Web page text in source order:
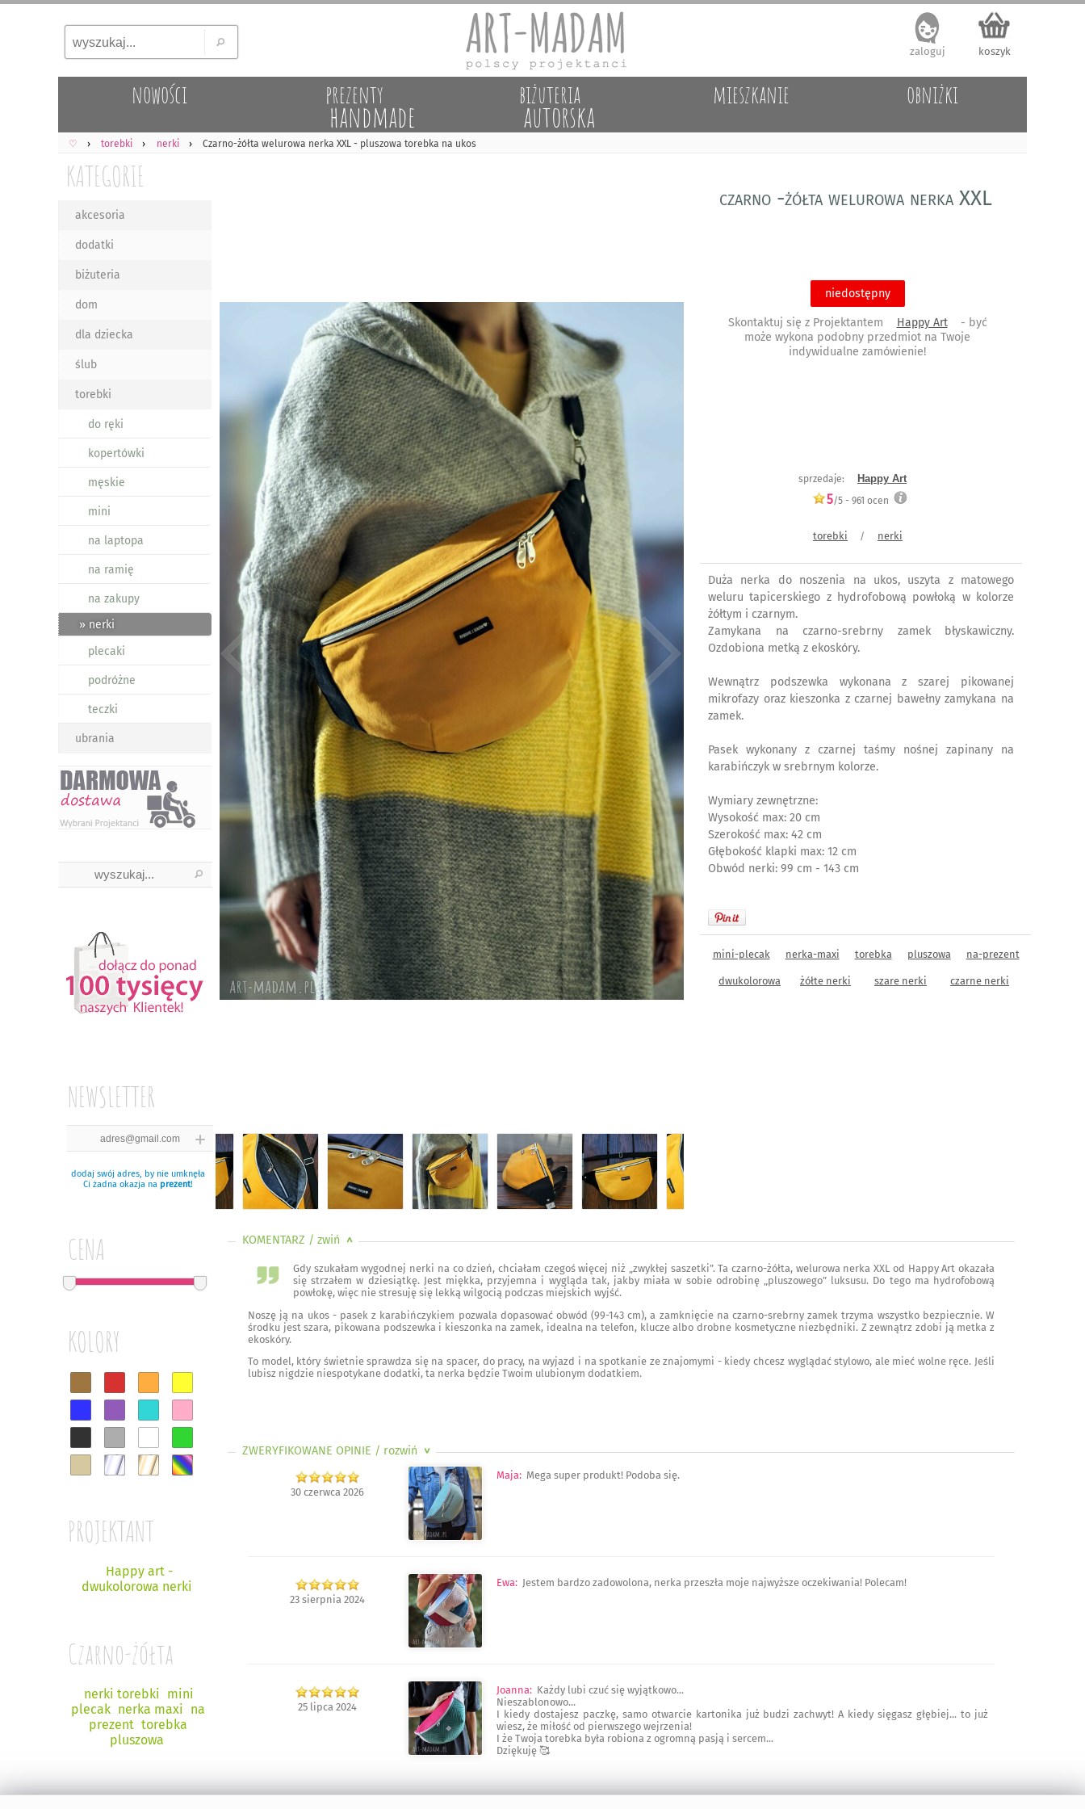
koszyk
zaloguj
nowości prezenty
handmade
biżuteria
autorska
mieszkanie obniżki
♡ torebki nerki Czarno-żółta welurowa nerka XXL - pluszowa torebka na ukos
KATEGORIE
akcesoria
dodatki
biżuteria
dom
dla dziecka
ślub
torebki
do ręki
kopertówki
męskie
mini
na laptopa
na ramię
na zakupy
» nerki
plecaki
podróżne
teczki
ubrania
NEWSLETTER
dodaj swój adres, by nie umknęła
Ci żadna okazja na prezent!
CENA
KOLORY
PROJEKTANT
Happy art -
dwukolorowa nerki
Czarno-żółta
nerki torebki mini
plecak nerka maxi na
prezent torebka
pluszowa
czarno -żółta welurowa nerka XXL
niedostępny
Skontaktuj się z Projektantem Happy Art
- być
może wykona podobny przedmiot na Twoje
indywidualne zamówienie!
sprzedaje: Happy Art
5/5 - 961 ocen
torebki / nerki
Duża nerka do noszenia na ukos, uszyta z matowego
weluru tapicerskiego z hydrofobową powłoką w kolorze
żółtym i czarnym.
Zamykana na czarno-srebrny zamek błyskawiczny.
Ozdobiona metką z ekoskóry.
Wewnątrz podszewka wykonana z szarej pikowanej
mikrofazy oraz kieszonka z czarnej bawełny zamykana na
zamek.
Pasek wykonany z czarnej taśmy nośnej zapinany na
karabińczyk w srebrnym kolorze.
Wymiary zewnętrzne:
Wysokość max: 20 cm
Szerokość max: 42 cm
Głębokość klapki max: 12 cm
Obwód nerki: 99 cm - 143 cm
mini-plecak nerka-maxi torebka pluszowa na-prezent
dwukolorowa żółte nerki szare nerki czarne nerki
KOMENTARZ / zwiń <
Gdy szukałam wygodnej nerki na co dzień, chciałam czegoś więcej niż „zwykłej saszetki”. Ta czarno-żółta, welurowa nerka XXL od Happy Art okazała
się strzałem w dziesiątkę. Jest miękka, przyjemna i wygląda tak, jakby miała w sobie odrobinę „pluszowego” luksusu. Do tego ma hydrofobową
powłokę, więc nie stresuję się lekką wilgocią podczas miejskich wyjść.
Noszę ją na ukos - pasek z karabińczykiem pozwala dopasować obwód (99-143 cm), a zamknięcie na czarno-srebrny zamek trzyma wszystko bezpiecznie. W
środku jest szara, pikowana podszewka i kieszonka na zamek, idealna na telefon, klucze albo drobne kosmetyczne niezbędniki. Z zewnątrz zdobi ją metka z
ekoskóry.
To model, który świetnie sprawdza się na spacer, do pracy, na wyjazd i na spotkanie ze znajomymi - kiedy chcesz wyglądać stylowo, ale mieć wolne ręce. Jeśli
lubisz nigdzie niespotykane dodatki, ta nerka będzie Twoim ulubionym dodatkiem.
ZWERYFIKOWANE OPINIE / rozwiń >
30 czerwca 2026
Maja: Mega super produkt! Podoba się.
23 sierpnia 2024
Ewa: Jestem bardzo zadowolona, nerka przeszła moje najwyższe oczekiwania! Polecam!
25 lipca 2024
Joanna: Każdy lubi czuć się wyjątkowo...
Nieszablonowo...
I kiedy dostajesz paczkę, samo otwarcie kartonika już budzi zachwyt! A kiedy sięgasz głębiej... to już
wiesz, że miłość od pierwszego wejrzenia!
I że Twoja torebka była robiona z ogromną pasją i sercem...
Dziękuję 🥰